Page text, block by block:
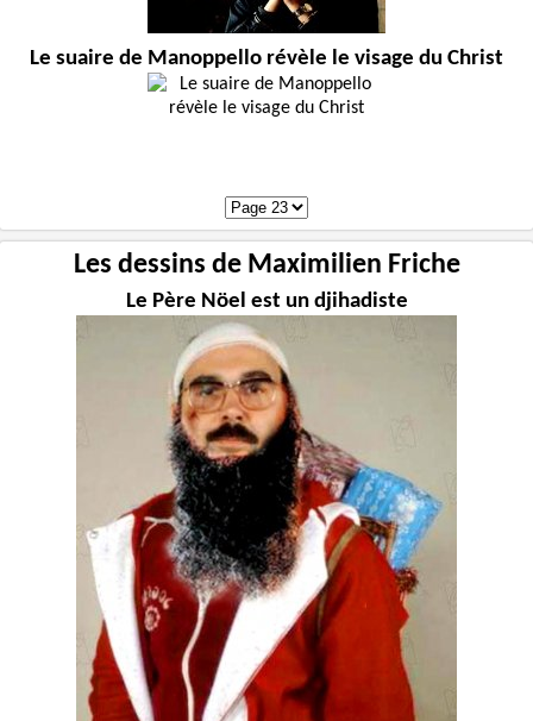
Le suaire de Manoppello révèle le visage du Christ
Les dessins de Maximilien Friche
Le Père Nöel est un djihadiste